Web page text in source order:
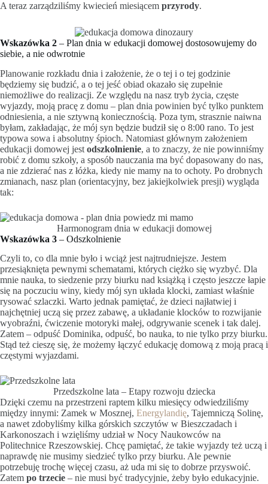
A teraz zarządziliśmy kwiecień miesiącem przyrody.
Wskazówka 2 – Plan dnia w edukacji domowej dostosowujemy do
siebie, a nie odwrotnie
Planowanie rozkładu dnia i założenie, że o tej i o tej godzinie
będziemy się budzić, a o tej jeść obiad okazało się zupełnie
niemożliwe do realizacji. Ze względu na nasz tryb życia, częste
wyjazdy, moją pracę z domu – plan dnia powinien być tylko punktem
odniesienia, a nie sztywną koniecznością. Poza tym, strasznie naiwna
byłam, zakładając, że mój syn będzie budził się o 8:00 rano. To jest
typowa sowa i absolutny śpioch. Natomiast głównym założeniem
edukacji domowej jest odszkolnienie, a to znaczy, że nie powinniśmy
robić z domu szkoły, a sposób nauczania ma być dopasowany do nas,
a nie zdzierać nas z łóżka, kiedy nie mamy na to ochoty. Po drobnych
zmianach, nasz plan (orientacyjny, bez jakiejkolwiek presji) wygląda
tak:
Harmonogram dnia w edukacji domowej
Wskazówka 3 – Odszkolnienie
Czyli to, co dla mnie było i wciąż jest najtrudniejsze. Jestem
przesiąknięta pewnymi schematami, których ciężko się wyzbyć. Dla
mnie nauka, to siedzenie przy biurku nad książką i często jeszcze łapie
się na poczuciu winy, kiedy mój syn układa klocki, zamiast właśnie
rysować szlaczki. Warto jednak pamiętać, że dzieci najłatwiej i
najchętniej uczą się przez zabawę, a układanie klocków to rozwijanie
wyobraźni, ćwiczenie motoryki małej, odgrywanie scenek i tak dalej.
Zatem – odpuść Dominika, odpuść, bo nauka, to nie tylko przy biurku.
Stąd też cieszę się, że możemy łączyć edukację domową z moją pracą i
częstymi wyjazdami.
Przedszkolne lata – Etapy rozwoju dziecka
Dzięki czemu na przestrzeni raptem kilku miesięcy odwiedziliśmy
między innymi: Zamek w Mosznej, Energylandię, Tajemniczą Solinę,
a nawet zdobyliśmy kilka górskich szczytów w Bieszczadach i
Karkonoszach i wzięliśmy udział w Nocy Naukowców na
Politechnice Rzeszowskiej. Chcę pamiętać, że takie wyjazdy też uczą i
naprawdę nie musimy siedzieć tylko przy biurku. Ale pewnie
potrzebuję trochę więcej czasu, aż uda mi się to dobrze przyswoić.
Zatem po trzecie – nie musi być tradycyjnie, żeby było edukacyjnie.